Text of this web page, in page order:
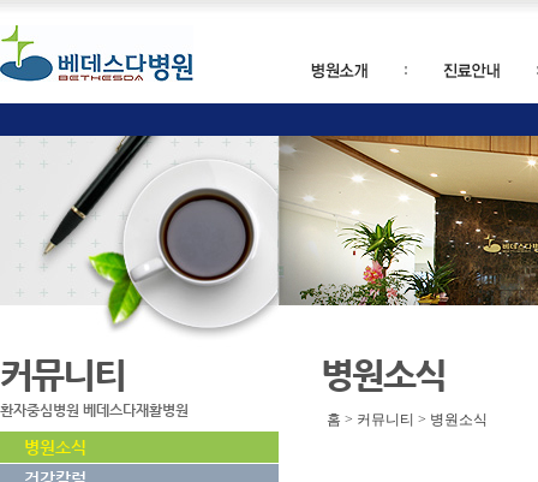
커뮤니티
환자중심병원 베데스다재활병원
병원소식
병원소식
홈 > 커뮤니티 > 병원소식